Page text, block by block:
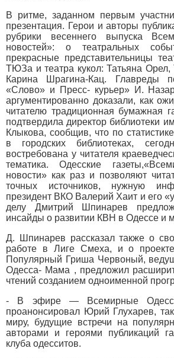
В ритме, заданном первым
презентация. Герои и авторы
рубрики весеннего выпуска
новостей»: о театральных
прекрасные представительницы
ТЮЗа и театра кукол: Татьяна Орел,
Карина Шрагина-Кац. Главреды
«Слово» и Пресс- курьер» И.
аргументированно доказали, как
читателю традиционная бумажная
подтвердила директор библиотеки
Клыкова, сообщив, что по
в городских библиотеках,
востребована у читателя
тематика. Одесские
новости» как раз и позволяют
точных источников, нужную
президент ВКО Валерий Хаит и его
делу Дмитрий Шпинарев
инсайды о развитии КВН в Одессе и
Д. Шпинарев рассказал также о
работе в Лиге Смеха, и о проекте
Популярный Гриша Червоный,
Одесса- Мама , предложил
чтений созданием одноименной
- В эфире — Всемирные
проанонсировал Юрий Глухарев,
миру, будущие встречи на
авторами и героями публикаций
клуба одесситов.